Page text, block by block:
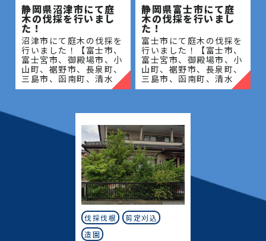
外構工事・エクステリア工事も一式ご対応可能で
す！
作業事例も多数ご紹介しておりますのでコチラから
ご覧ください。
当社は、気軽に何でも相談できる
長泉町、清水町、函南町、熱海市、三島市、沼津
市、伊豆の国市、伊豆市、伊東市
での造園・植木屋さんとして、地域の皆様のお庭のお
悩みにしっかりお答えして様々な問題を解決し、お
客様の大切な緑の空間をしっかりお守りさせていた
庭木や植木などの緑はすべて生き物ですので、それら
の魅力を引き出すためには、時間と手間をかける必
静岡県沼津市にて庭
木の伐採を行いまし
た！
沼津市にて庭木の伐採を
行いました！【富士市、
富士宮市、御殿場市、小
山町、裾野市、長泉町、
三島市、函南町、清水
町、沼津市、熱海市、伊
町、河津町、松崎町、下
田市、
静岡県富士市にて庭
木の伐採を行いまし
た！
富士市にて庭木の伐採を
行いました！【富士市、
富士宮市、御殿場市、小
山町、裾野市、長泉町、
三島市、函南町、清水
町、沼津市、熱海市、伊
町、河津町、松崎町、下
田市、
伐採伐根
剪定刈込
造園